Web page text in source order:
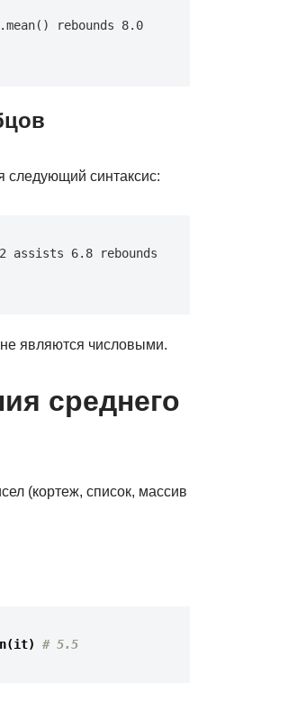
rebounds 8.0
следующий синтаксис:
assists 6.8 rebounds
являются числовыми.
среднего
(кортеж, список, массив
(it) # 5.5